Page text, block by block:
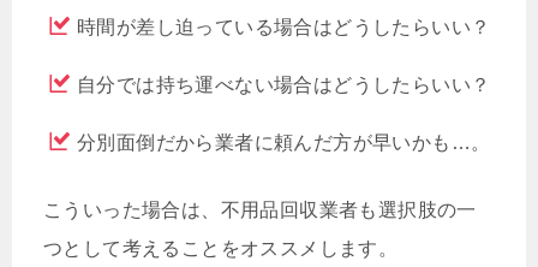
時間が差し迫っている場合はどうしたらいい？
自分では持ち運べない場合はどうしたらいい？
分別面倒だから業者に頼んだ方が早いかも…。
こういった場合は、不用品回収業者も選択肢の一
つとして考えることをオススメします。